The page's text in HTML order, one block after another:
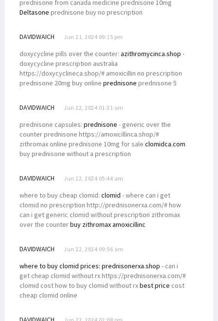
prednisone from canada medicine prednisone 10mg
Deltasone prednisone buy no prescription
DAVIDWAICH Jun 21, 2024 09:15 pm
doxycycline pills over the counter: azithromycinca.shop -
doxycycline prescription australia
https://doxycyclineca.shop/# amoxicillin no prescription
prednisone 20mg buy online prednisone prednisone 5
DAVIDWAICH Jun 22, 2024 01:31 am
prednisone capsules: prednisone - generic over the
counter prednisone https://amoxicillinca.shop/#
zithromax online prednisone 10mg for sale clomidca.com
buy prednisone without a prescription
DAVIDWAICH Jun 22, 2024 05:44 am
where to buy cheap clomid: clomid - where can i get
clomid no prescription http://prednisonerxa.com/# how
can i get generic clomid without prescription zithromax
over the counterbuy zithromax amoxicillinc
DAVIDWAICH Jun 22, 2024 09:56 am
where to buy clomid prices: prednisonerxa.shop - can i
get cheap clomid without rx https://prednisonerxa.com/#
clomid cost how to buy clomid without rxbest price cost
cheap clomid online